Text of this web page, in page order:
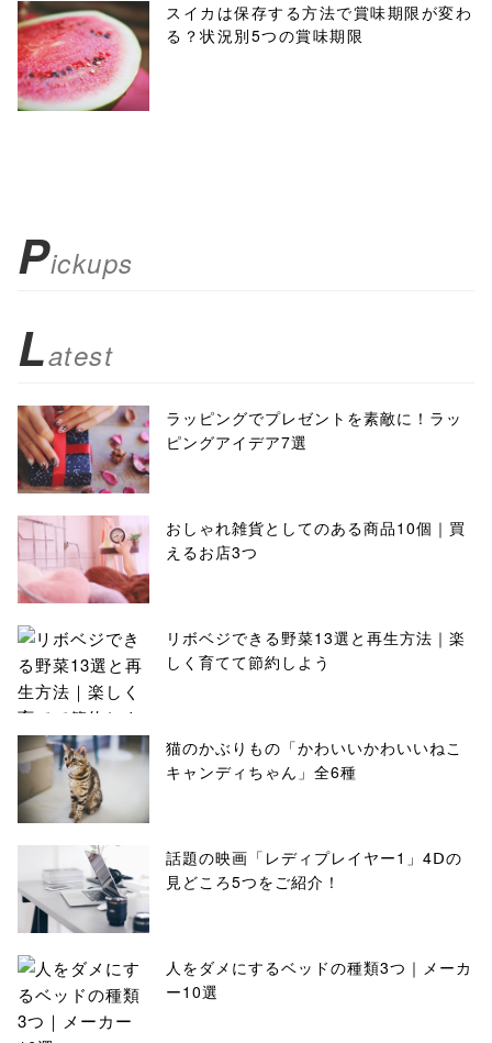
スイカは保存する方法で賞味期限が変わ
る？状況別5つの賞味期限
Pickups
Latest
ラッピングでプレゼントを素敵に！ラッ
ピングアイデア7選
おしゃれ雑貨としてのある商品10個｜買
えるお店3つ
リボベジできる野菜13選と再生方法｜楽
しく育てて節約しよう
猫のかぶりもの「かわいいかわいいねこ
キャンディちゃん」全6種
話題の映画「レディプレイヤー1」4Ⅾの
見どころ5つをご紹介！
人をダメにするベッドの種類3つ｜メーカ
ー10選